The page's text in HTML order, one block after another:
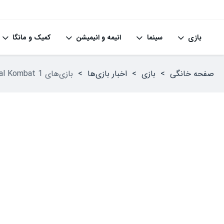
بازی سینما انیمه و انیمیشن کمیک و مانگا
صفحه خانگی > بازی > اخبار بازی‌ها > بازی‌های Mortal Kombat 1 و Marvel’s Spider-Man در راه سرویس PS Plus